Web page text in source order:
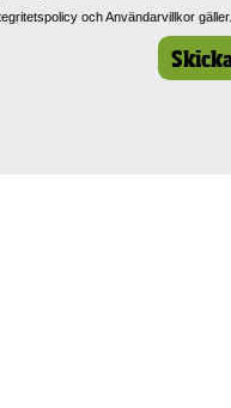
ochAnvändarvillkorgäller.